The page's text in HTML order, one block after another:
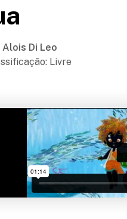
Di Leo
Livre